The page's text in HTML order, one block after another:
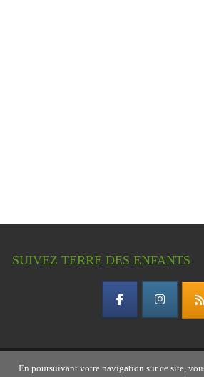
SUIVEZ TERRE DES ENFANTS
En poursuivant votre navigation sur ce site,